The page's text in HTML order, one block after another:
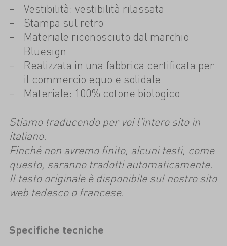
Vestibilità: vestibilità rilassata
Stampa sul retro
Materiale riconosciuto dal marchio
Bluesign
Realizzata in una fabbrica certificata per
il commercio equo e solidale
Materiale: 100% cotone biologico
Stiamo traducendo per voi l'intero sito in
italiano.
Finché non avremo finito, alcuni testi, come
questo, saranno tradotti automaticamente.
Il testo originale è disponibile sul nostro sito
web tedesco o francese.
Specifiche tecniche